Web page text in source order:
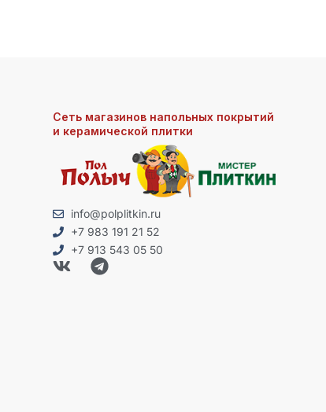
Сеть магазинов напольных покрытий
и керамической плитки
info@polplitkin.ru
+7 983 191 21 52
+7 913 543 05 50